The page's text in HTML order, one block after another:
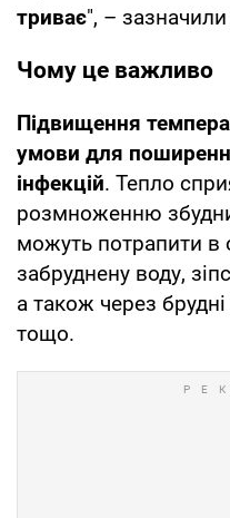
триває", –
Чому це важливо
Підвищення
умови для
інфекцій. Тепло
розмноженню
можуть потрапити в
забруднену воду,
а також через
тощо.